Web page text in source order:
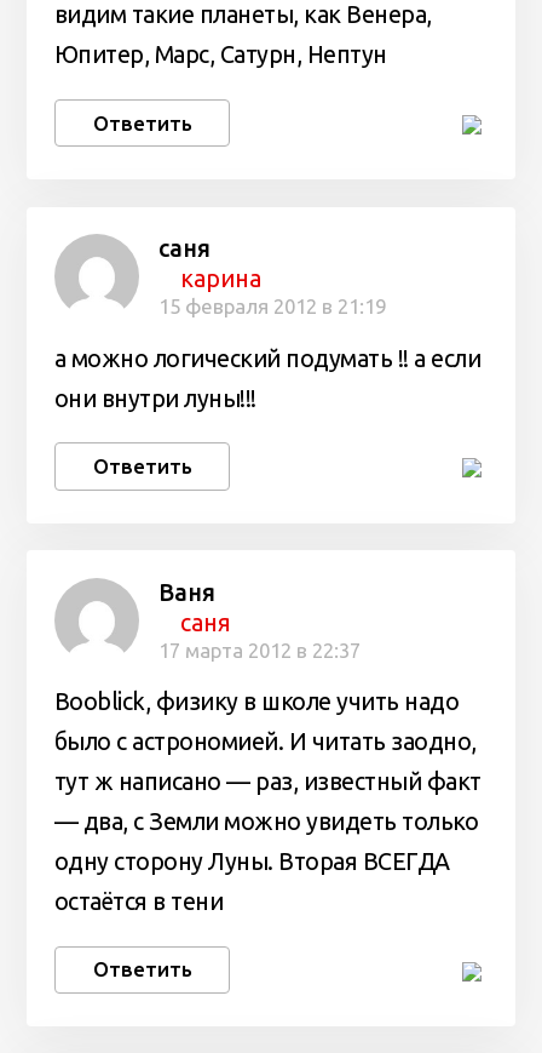
видим такие планеты, как Венера,
Юпитер, Марс, Сатурн, Нептун
Ответить
саня
карина
15 февраля 2012 в 21:19
а можно логический подумать !! а если
они внутри луны!!!
Ответить
Ваня
саня
17 марта 2012 в 22:37
Booblick, физику в школе учить надо
было с астрономией. И читать заодно,
тут ж написано — раз, известный факт
— два, с Земли можно увидеть только
одну сторону Луны. Вторая ВСЕГДА
остаётся в тени
Ответить